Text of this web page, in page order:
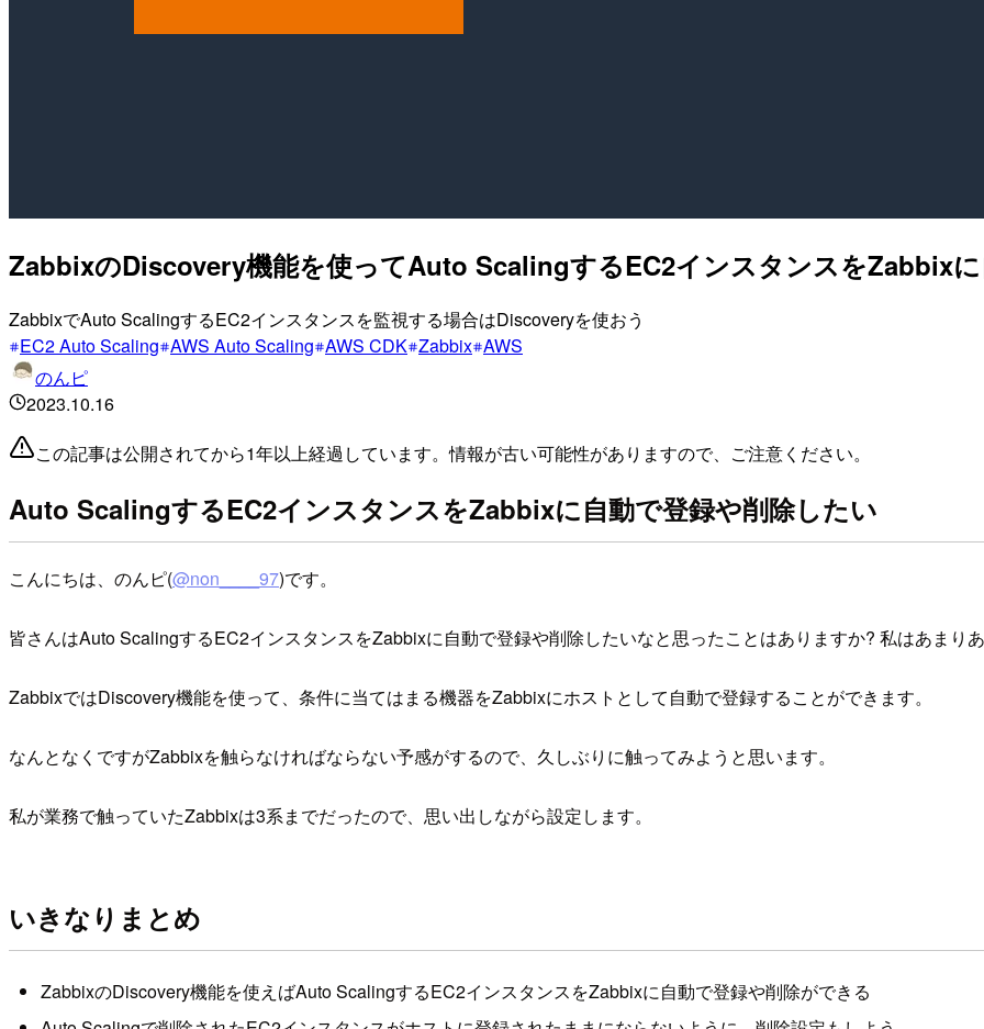
ZabbixのDiscovery機能を使ってAuto ScalingするEC2インスタンスをZabbix
ZabbixでAuto ScalingするEC2インスタンスを監視する場合はDiscoveryを使おう
EC2 Auto Scaling AWS Auto Scaling AWS CDK Zabbix AWS
のんピ
2023.10.16
この記事は公開されてから1年以上経過しています。情報が古い可能性がありますので、ご注意ください。
Auto ScalingするEC2インスタンスをZabbixに自動で登録や削除したい
こんにちは、のんピ(@non____97)です。
皆さんはAuto ScalingするEC2インスタンスをZabbixに自動で登録や削除したいなと思ったことはありますか? 私はあまりあ
ZabbixではDiscovery機能を使って、条件に当てはまる機器をZabbixにホストとして自動で登録することができます。
なんとなくですがZabbixを触らなければならない予感がするので、久しぶりに触ってみようと思います。
私が業務で触っていたZabbixは3系までだったので、思い出しながら設定します。
いきなりまとめ
ZabbixのDiscovery機能を使えばAuto ScalingするEC2インスタンスをZabbixに自動で登録や削除ができる